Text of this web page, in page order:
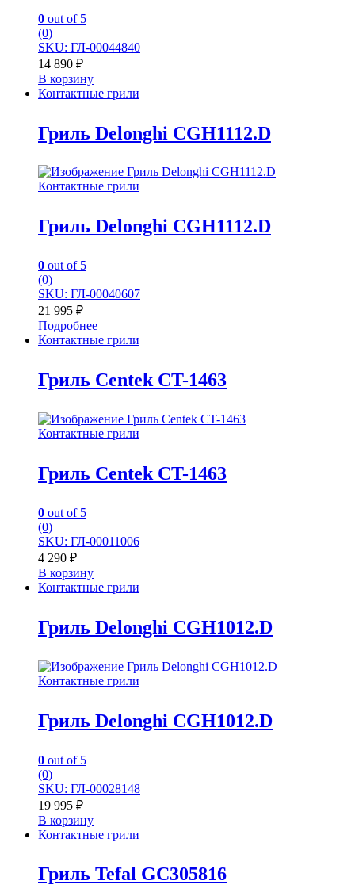
0 out of 5
(0)
SKU: ГЛ-00044840
14 890 ₽
В корзину
Контактные грили
Гриль Delonghi CGH1112.D
Контактные грили
Гриль Delonghi CGH1112.D
0 out of 5
(0)
SKU: ГЛ-00040607
21 995 ₽
Подробнее
Контактные грили
Гриль Centek CT-1463
Контактные грили
Гриль Centek CT-1463
0 out of 5
(0)
SKU: ГЛ-00011006
4 290 ₽
В корзину
Контактные грили
Гриль Delonghi CGH1012.D
Контактные грили
Гриль Delonghi CGH1012.D
0 out of 5
(0)
SKU: ГЛ-00028148
19 995 ₽
В корзину
Контактные грили
Гриль Tefal GC305816